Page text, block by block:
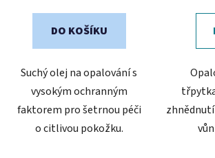
DO KOŠÍKU
Suchý olej na opalování s
vysokým ochranným
faktorem pro šetrnou péči
o citlivou pokožku.